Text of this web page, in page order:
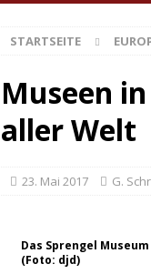
STARTSEITE
Museen
aller Welt
23. Mai 2017 G.
Das Sprengel
(Foto: djd)